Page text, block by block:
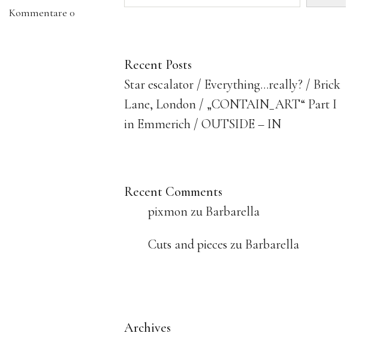
Kommentare 0
Recent Posts
Star escalator
Everything…really?
Brick
Lane, London
„CONTAIN_ART“ Part I
in Emmerich
OUTSIDE – IN
Recent Comments
pixmon zu Barbarella
Cuts and pieces zu Barbarella
Archives